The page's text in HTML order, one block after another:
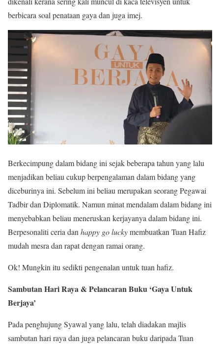
berbicara soal penataan gaya dan juga imej.
Berkecimpung dalam bidang ini sejak beberapa tahun yang lalu
menjadikan beliau cukup berpengalaman dalam bidang yang
diceburinya ini. Sebelum ini beliau merupakan seorang Pegawai
Tadbir dan Diplomatik. Namun minat mendalam dalam bidang ini
menyebabkan beliau meneruskan kerjayanya dalam bidang ini.
Berpesonaliti ceria danhappy go luckymembuatkan Tuan Hafiz
mudah mesra dan rapat dengan ramai orang.
Ok! Mungkin itu sedikti pengenalan untuk tuan hafiz.
Sambutan Hari Raya & Pelancaran Buku ‘Gaya Untuk
Berjaya’
Pada penghujung Syawal yang lalu, telah diadakan majlis
sambutan hari raya dan juga pelancaran buku daripada Tuan